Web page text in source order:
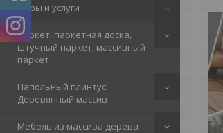
Товары и услуги
Паркет, паркетная доска,
штучный паркет, массивный
паркет
Напольный плинтус
Деревянный массив
Мебель из массива дерева